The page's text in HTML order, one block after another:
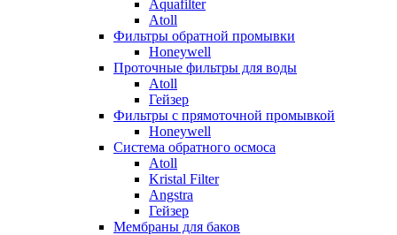
Aquafilter
Atoll
Фильтры обратной промывки
Honeywell
Проточные фильтры для воды
Atoll
Гейзер
Фильтры с прямоточной промывкой
Honeywell
Система обратного осмоса
Atoll
Kristal Filter
Angstra
Гейзер
Мембраны для баков